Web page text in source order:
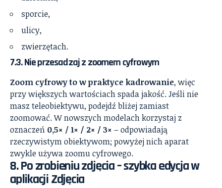
sporcie,
ulicy,
zwierzętach.
7.3. Nie przesadzaj z zoomem cyfrowym
Zoom cyfrowy to w praktyce kadrowanie, więc
przy większych wartościach spada jakość. Jeśli nie
masz teleobiektywu, podejdź bliżej zamiast
zoomować. W nowszych modelach korzystaj z
oznaczeń 0,5× / 1× / 2× / 3× – odpowiadają
rzeczywistym obiektywom; powyżej nich aparat
zwykle używa zoomu cyfrowego.
8. Po zrobieniu zdjęcia – szybka edycja w
aplikacji Zdjęcia